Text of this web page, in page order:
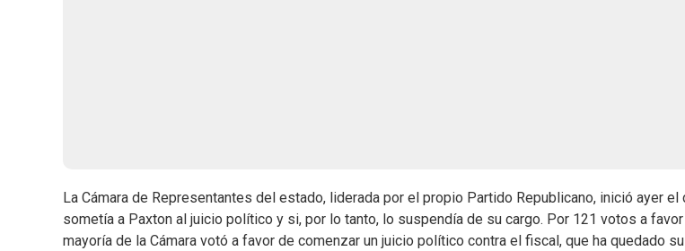
La Cámara de Representantes del estado, liderada por el propio Partido Republicano, inició ayer
sometía a Paxton al juicio político y si, por lo tanto, lo suspendía de su cargo. Por 121 votos a
mayoría de la Cámara votó a favor de comenzar un juicio político contra el fiscal, que ha quedado